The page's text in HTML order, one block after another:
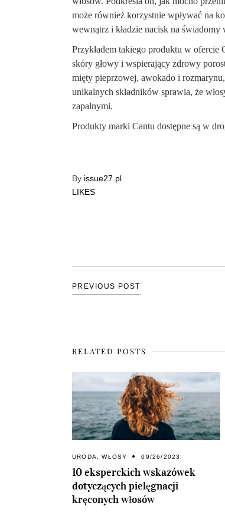
może również korzystnie wpływać na
wewnątrz i kładzie nacisk na świadomy
Przykładem takiego produktu w
skóry głowy i wspierający zdrowy
mięty pieprzowej, awokado i
unikalnych składników sprawia, że
zapalnymi.
Produkty marki Cantu dostępne są w
By issue27.pl
LIKES
PREVIOUS POST
RELATED POSTS
URODA ,WŁOSY 09/26/2023
10 eksperckich wskazówek
dotyczących pielęgnacji
kręconych włosów